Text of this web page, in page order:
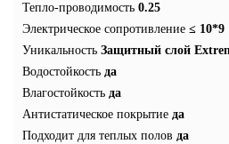
Тепло-проводимость 0.25
Электрическое сопротивление ≤ 10*9
Уникальность Защитный слой
Водостойкость да
Влагостойкость да
Антистатическое покрытие да
Подходит для теплых полов да